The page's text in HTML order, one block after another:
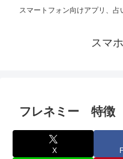
スマートフォン向けアプリ、占
スマ
フレネミー 特徴
X